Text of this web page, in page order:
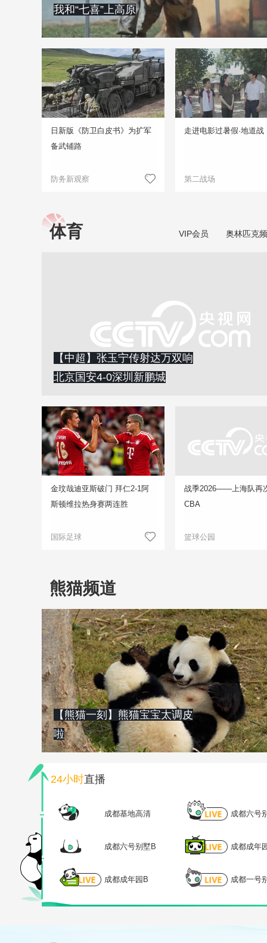
我和“七喜”上高原
日新版《防卫白皮书》为扩军
备武铺路
防务新观察
走进电影过暑假·地道战
第二战场
体育 VIP会员 奥林匹克
【中超】张玉宁传射达万双响
北京国安4-0深圳新鹏城
金玟哉迪亚斯破门 拜仁2-1阿
斯顿维拉热身赛两连胜
国际足球
战季2026——上海队再
CBA
篮球公园
熊猫频道
【熊猫一刻】熊猫宝宝太调皮
啦
24小时直播
成都基地高清 成都六号
成都六号别墅B 成都成年
成都成年园B 成都一号